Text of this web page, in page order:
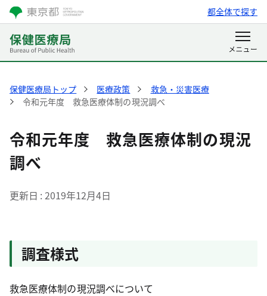
都全体で探す
保健医療局トップ 医療政策
救急・災害医療
令和元年度 救急医療体制の現況調べ
令和元年度 救急医療体制の現況
調べ
更新日 2019年12月4日
調査様式
救急医療体制の現況調べについて